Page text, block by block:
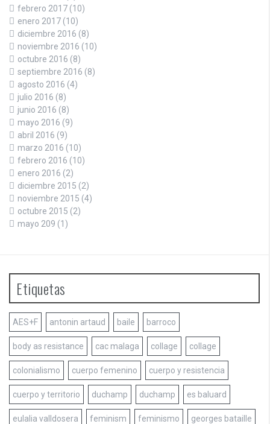
febrero 2017 (10)
enero 2017 (10)
diciembre 2016 (8)
noviembre 2016 (10)
octubre 2016 (8)
septiembre 2016 (8)
agosto 2016 (4)
julio 2016 (8)
junio 2016 (8)
mayo 2016 (9)
abril 2016 (9)
marzo 2016 (10)
febrero 2016 (10)
enero 2016 (2)
diciembre 2015 (2)
noviembre 2015 (4)
octubre 2015 (2)
mayo 209 (1)
Etiquetas
AES+F antonin artaud baile barroco
body as resistance cac malaga collage collage
colonialismo cuerpo femenino cuerpo y resistencia
cuerpo y territorio duchamp duchamp es baluard
eulalia valldosera feminism feminismo georges bataille